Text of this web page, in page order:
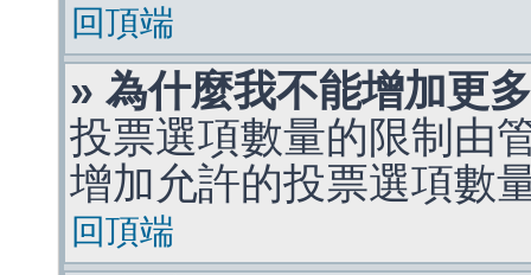
回頂端
» 為什麼我不能增加更
投票選項數量的限制由
增加允許的投票選項數
回頂端